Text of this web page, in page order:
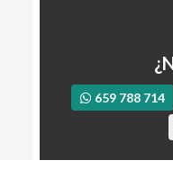
659 788 714